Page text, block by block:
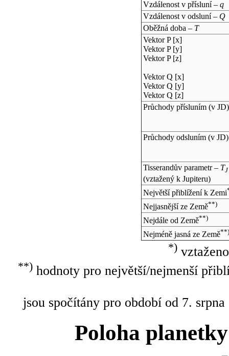
Vzdálenost v přísluní – q
Vzdálenost v odsluní – Q
Oběžná doba – T
Vektor P [x]
Vektor P [y]
Vektor P [z]
Vektor Q [x]
Vektor Q [y]
Vektor Q [z]
Průchody přísluním (v JD)
Průchody odsluním (v JD)
Tisserandův parametr – TJ
(vztažený k Jupiteru)
Největší přiblížení k Zemi
Nejjasnější ze Země**)
Nejdále od Země**)
Nejméně jasná ze Země**)
*)
**)hodnoty pro největší/nejmenší
jsou spočítány pro období od 7.
Poloha